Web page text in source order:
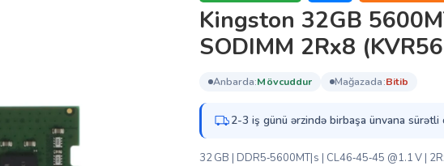
Kingston 32GB
SODIMM 2Rx8
anbarda: mövcuddur mağazada: bi̇ti̇b
2-3 iş günü ərzində birbaşa ünvana sürətli
32 GB | DDR5‑5600MT|s | CL46‑45‑45 @1.1 V |